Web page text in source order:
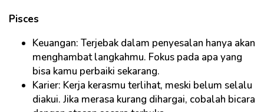
Pisces
Keuangan: Terjebak dalam penyesalan hanya akan
menghambat langkahmu. Fokus pada apa yang
bisa kamu perbaiki sekarang.
Karier: Kerja kerasmu terlihat, meski belum selalu
diakui. Jika merasa kurang dihargai, cobalah bicara